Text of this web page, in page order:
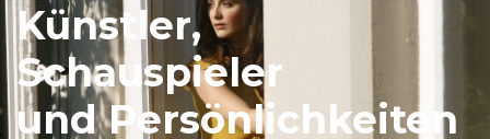
Künstler,
Schauspieler
und Persönlichkeiten